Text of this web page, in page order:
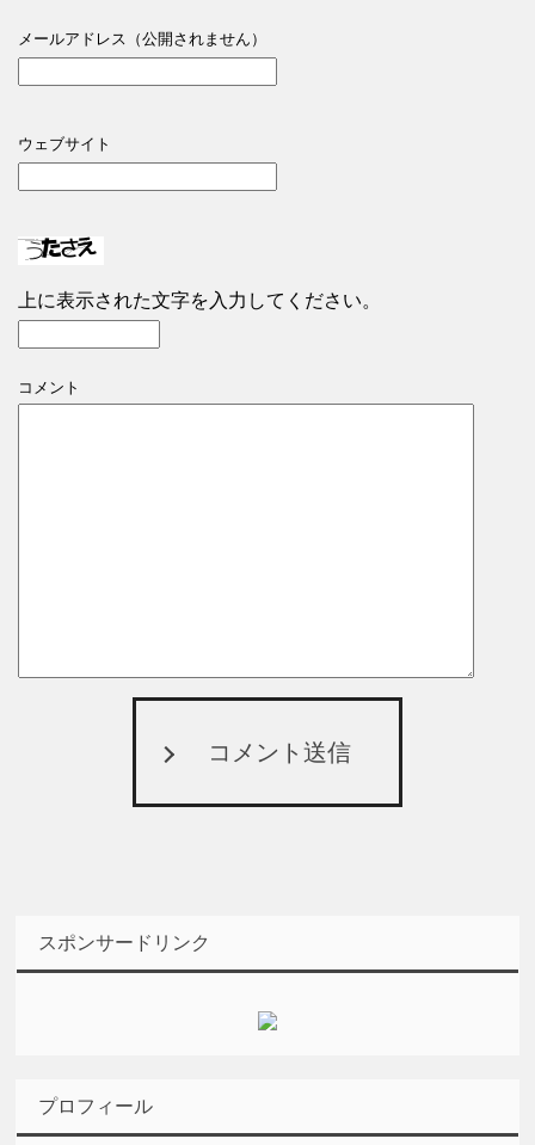
メールアドレス（公開されません）
ウェブサイト
上に表示された文字を入力してください。
コメント
コメント送信
スポンサードリンク
プロフィール